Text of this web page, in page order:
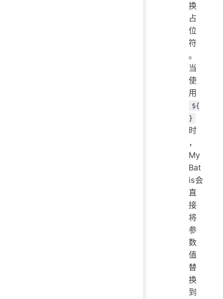
换
占
位
符
。
当
使
用
${
}
时
，
My
Bat
is会
直
接
将
参
数
值
替
换
到